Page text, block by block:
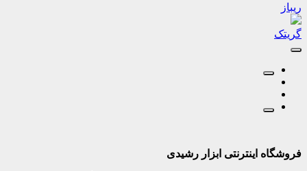
ریباز
گریتک
فروشگاه اینترنتی ابزار رشیدی